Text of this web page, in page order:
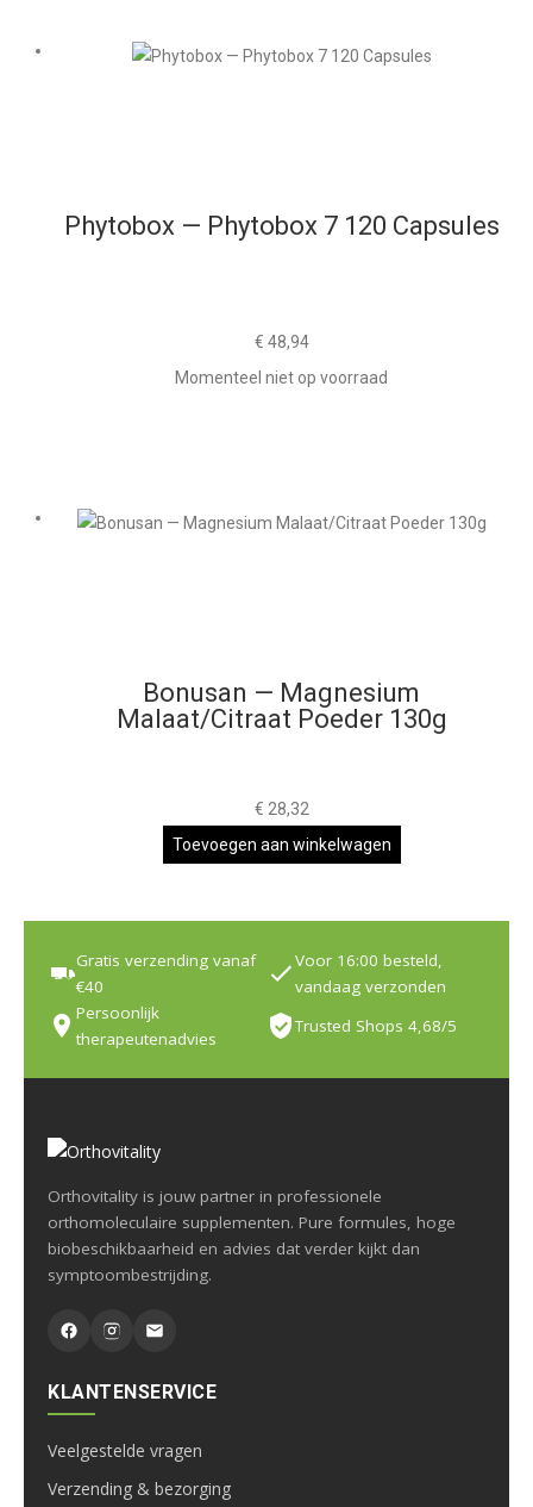
Phytobox — Phytobox 7 120 Capsules
€ 48,94
Momenteel niet op voorraad
Bonusan — Magnesium
Malaat/Citraat Poeder 130g
€ 28,32
Toevoegen aan winkelwagen
Gratis verzending vanaf
€40
Voor 16:00 besteld,
vandaag verzonden
Persoonlijk
therapeutenadvies
Trusted Shops 4,68/5
Orthovitality is jouw partner in professionele
orthomoleculaire supplementen. Pure formules, hoge
biobeschikbaarheid en advies dat verder kijkt dan
symptoombestrijding.
KLANTENSERVICE
Veelgestelde vragen
Verzending & bezorging